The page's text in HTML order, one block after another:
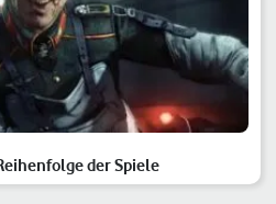
der Spiele